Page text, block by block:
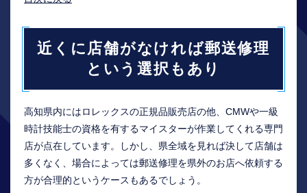
近くに店舗がなければ郵送修理
という選択もあり
高知県内にはロレックスの正規品販売店の他、CMWや一級
時計技能士の資格を有するマイスターが作業してくれる専門
店が点在しています。しかし、県全域を見れば決して店舗は
多くなく、場合によっては郵送修理を県外のお店へ依頼する
方が合理的というケースもあるでしょう。